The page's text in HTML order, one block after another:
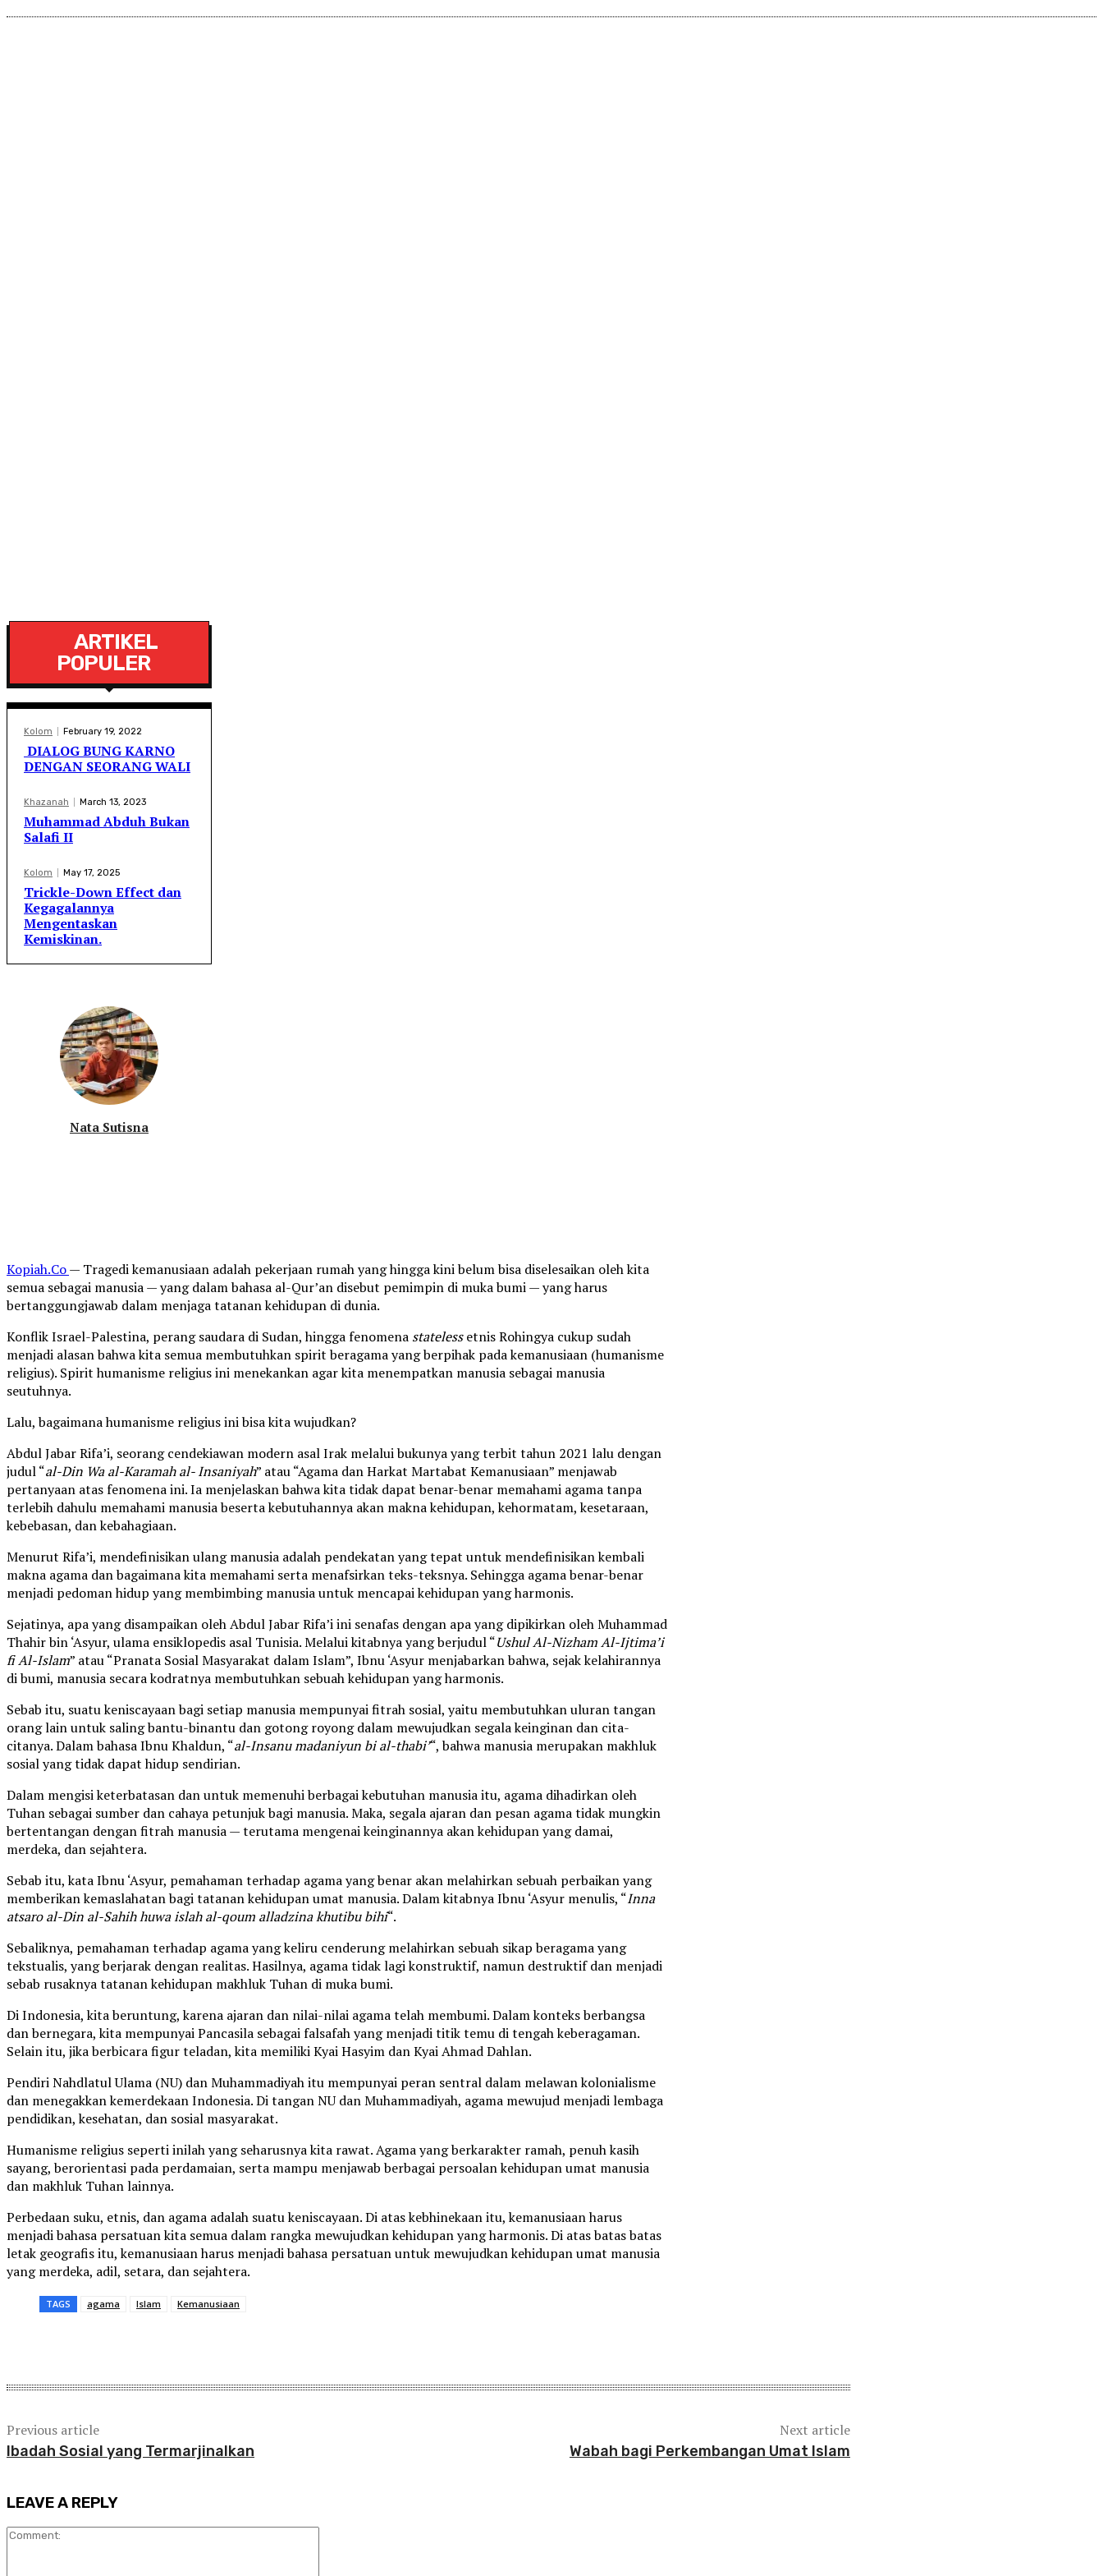
ARTIKEL
POPULER
Kolom February 19, 2022
DIALOG BUNG KARNO
DENGAN SEORANG WALI
Khazanah March 13, 2023
Muhammad Abduh Bukan
Salafi II
Kolom May 17, 2025
Trickle-Down Effect dan
Kegagalannya
Mengentaskan
Kemiskinan.
Nata Sutisna
Kopiah.Co— Tragedi kemanusiaan adalah pekerjaan rumah yang hingga kini belum bisa diselesaikan oleh kita
semua sebagai manusia — yang dalam bahasa al-Qur’an disebut pemimpin di muka bumi — yang harus
bertanggungjawab dalam menjaga tatanan kehidupan di dunia.
Konflik Israel-Palestina, perang saudara di Sudan, hingga fenomena statelessetnis Rohingya cukup sudah
menjadi alasan bahwa kita semua membutuhkan spirit beragama yang berpihak pada kemanusiaan (humanisme
religius). Spirit humanisme religius ini menekankan agar kita menempatkan manusia sebagai manusia
seutuhnya.
Lalu, bagaimana humanisme religius ini bisa kita wujudkan?
Abdul Jabar Rifa’i, seorang cendekiawan modern asal Irak melalui bukunya yang terbit tahun 2021 lalu dengan
judul “al-Din Wa al-Karamah al- Insaniyah” atau “Agama dan Harkat Martabat Kemanusiaan” menjawab
pertanyaan atas fenomena ini. Ia menjelaskan bahwa kita tidak dapat benar-benar memahami agama tanpa
terlebih dahulu memahami manusia beserta kebutuhannya akan makna kehidupan, kehormatam, kesetaraan,
kebebasan, dan kebahagiaan.
Menurut Rifa’i, mendefinisikan ulang manusia adalah pendekatan yang tepat untuk mendefinisikan kembali
makna agama dan bagaimana kita memahami serta menafsirkan teks-teksnya. Sehingga agama benar-benar
menjadi pedoman hidup yang membimbing manusia untuk mencapai kehidupan yang harmonis.
Sejatinya, apa yang disampaikan oleh Abdul Jabar Rifa’i ini senafas dengan apa yang dipikirkan oleh Muhammad
Thahir bin ‘Asyur, ulama ensiklopedis asal Tunisia. Melalui kitabnya yang berjudul “Ushul Al-Nizham Al-Ijtima’i
fi Al-Islam” atau “Pranata Sosial Masyarakat dalam Islam”, Ibnu ‘Asyur menjabarkan bahwa, sejak kelahirannya
di bumi, manusia secara kodratnya membutuhkan sebuah kehidupan yang harmonis.
Sebab itu, suatu keniscayaan bagi setiap manusia mempunyai fitrah sosial, yaitu membutuhkan uluran tangan
orang lain untuk saling bantu-binantu dan gotong royong dalam mewujudkan segala keinginan dan cita-
citanya. Dalam bahasa Ibnu Khaldun, “al-Insanu madaniyun bi al-thabi’“, bahwa manusia merupakan makhluk
sosial yang tidak dapat hidup sendirian.
Dalam mengisi keterbatasan dan untuk memenuhi berbagai kebutuhan manusia itu, agama dihadirkan oleh
Tuhan sebagai sumber dan cahaya petunjuk bagi manusia. Maka, segala ajaran dan pesan agama tidak mungkin
bertentangan dengan fitrah manusia — terutama mengenai keinginannya akan kehidupan yang damai,
merdeka, dan sejahtera.
Sebab itu, kata Ibnu ‘Asyur, pemahaman terhadap agama yang benar akan melahirkan sebuah perbaikan yang
memberikan kemaslahatan bagi tatanan kehidupan umat manusia. Dalam kitabnya Ibnu ‘Asyur menulis, “Inna
atsaro al-Din al-Sahih huwa islah al-qoum alladzina khutibu bihi“.
Sebaliknya, pemahaman terhadap agama yang keliru cenderung melahirkan sebuah sikap beragama yang
tekstualis, yang berjarak dengan realitas. Hasilnya, agama tidak lagi konstruktif, namun destruktif dan menjadi
sebab rusaknya tatanan kehidupan makhluk Tuhan di muka bumi.
Di Indonesia, kita beruntung, karena ajaran dan nilai-nilai agama telah membumi. Dalam konteks berbangsa
dan bernegara, kita mempunyai Pancasila sebagai falsafah yang menjadi titik temu di tengah keberagaman.
Selain itu, jika berbicara figur teladan, kita memiliki Kyai Hasyim dan Kyai Ahmad Dahlan.
Pendiri Nahdlatul Ulama (NU) dan Muhammadiyah itu mempunyai peran sentral dalam melawan kolonialisme
dan menegakkan kemerdekaan Indonesia. Di tangan NU dan Muhammadiyah, agama mewujud menjadi lembaga
pendidikan, kesehatan, dan sosial masyarakat.
Humanisme religius seperti inilah yang seharusnya kita rawat. Agama yang berkarakter ramah, penuh kasih
sayang, berorientasi pada perdamaian, serta mampu menjawab berbagai persoalan kehidupan umat manusia
dan makhluk Tuhan lainnya.
Perbedaan suku, etnis, dan agama adalah suatu keniscayaan. Di atas kebhinekaan itu, kemanusiaan harus
menjadi bahasa persatuan kita semua dalam rangka mewujudkan kehidupan yang harmonis. Di atas batas batas
letak geografis itu, kemanusiaan harus menjadi bahasa persatuan untuk mewujudkan kehidupan umat manusia
yang merdeka, adil, setara, dan sejahtera.
TAGS agama Islam Kemanusiaan
Previous article
Ibadah Sosial yang Termarjinalkan
Next article
Wabah bagi Perkembangan Umat Islam
LEAVE A REPLY